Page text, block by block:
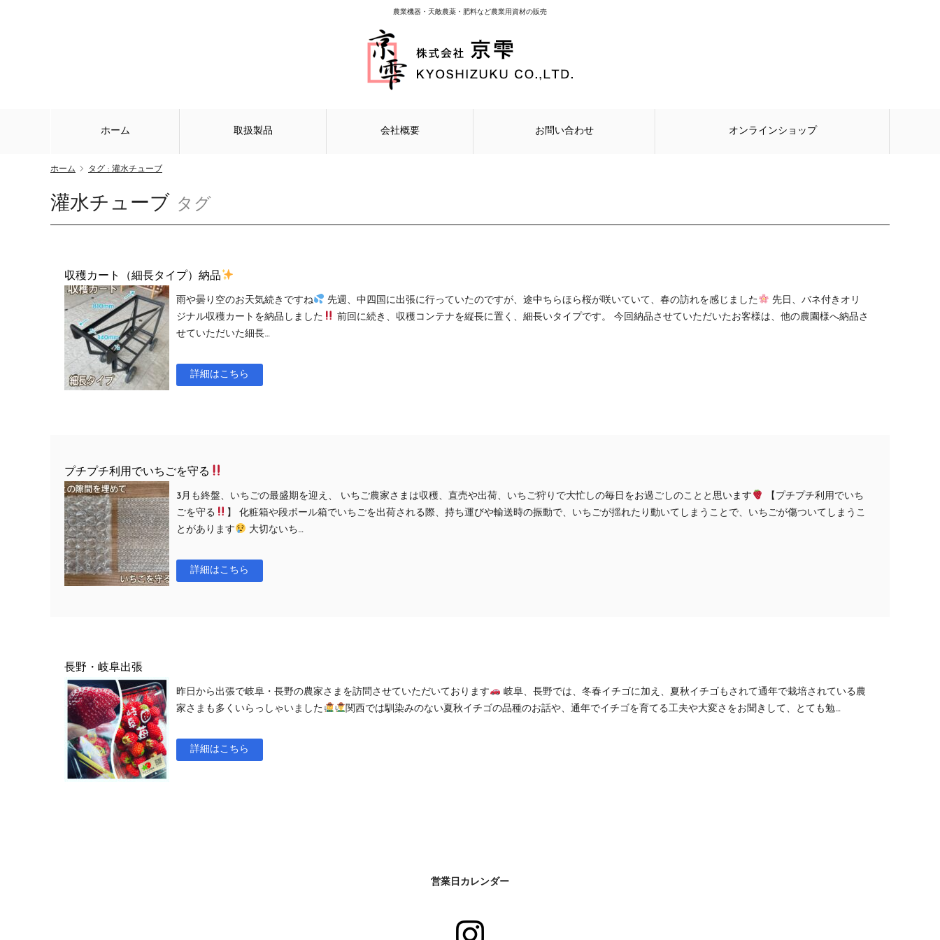
農業機器・天敵農薬・肥料など農業用資材の販売
ホーム 取扱製品 会社概要 お問い合わせ オンラインショップ
ホーム タグ : 灌水チューブ
灌水チューブ タグ
収穫カート（細長タイプ）納品
雨や曇り空のお天気続きですね 先週、中四国に出張に行っていたのですが、途中ちらほら桜が咲いていて、春の訪れを感じました
先日、バネ付きオリ
ジナル収穫カートを納品しました
前回に続き、収穫コンテナを縦長に置く、細長いタイプです。 今回納品させていただいたお客様は、他の農園様へ納品さ
せていただいた細長…
詳細はこちら
プチプチ利用でいちごを守る
3月も終盤、いちごの最盛期を迎え、 いちご農家さまは収穫、直売や出荷、いちご狩りで大忙しの毎日をお過ごしのことと思います
【プチプチ利用でいち
ごを守る
】 化粧箱や段ボール箱でいちごを出荷される際、持ち運びや輸送時の振動で、いちごが揺れたり動いてしまうことで、いちごが傷ついてしまうこ
とがあります
大切ないち…
詳細はこちら
長野・岐阜出張
昨日から出張で岐阜・長野の農家さまを訪問させていただいております
岐阜、長野では、冬春イチゴに加え、夏秋イチゴもされて通年で栽培されている農
家さまも多くいらっしゃいました
関西では馴染みのない夏秋イチゴの品種のお話や、通年でイチゴを育てる工夫や大変さをお聞きして、とても勉…
詳細はこちら
営業日カレンダー